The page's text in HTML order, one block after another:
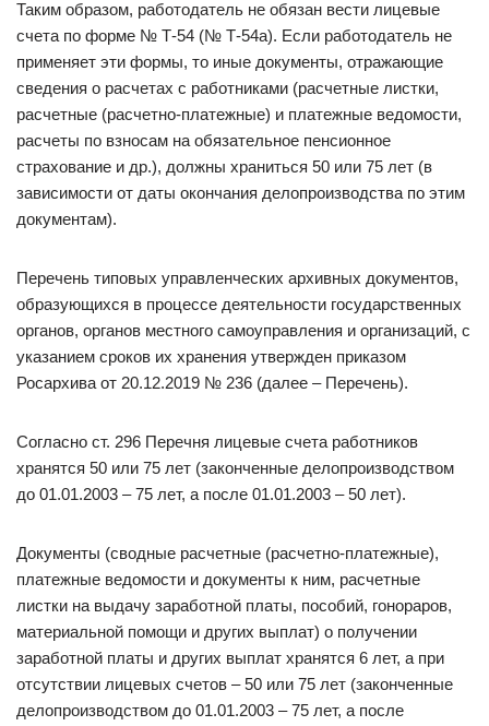
Таким образом, работодатель не обязан вести лицевые
счета по форме № Т-54 (№ Т-54а). Если работодатель не
применяет эти формы, то иные документы, отражающие
сведения о расчетах с работниками (расчетные листки,
расчетные (расчетно-платежные) и платежные ведомости,
расчеты по взносам на обязательное пенсионное
страхование и др.), должны храниться 50 или 75 лет (в
зависимости от даты окончания делопроизводства по этим
документам).
Перечень типовых управленческих архивных документов,
образующихся в процессе деятельности государственных
органов, органов местного самоуправления и организаций, с
указанием сроков их хранения утвержден приказом
Росархива от 20.12.2019 № 236 (далее – Перечень).
Согласно ст. 296 Перечня лицевые счета работников
хранятся 50 или 75 лет (законченные делопроизводством
до 01.01.2003 – 75 лет, а после 01.01.2003 – 50 лет).
Документы (сводные расчетные (расчетно-платежные),
платежные ведомости и документы к ним, расчетные
листки на выдачу заработной платы, пособий, гонораров,
материальной помощи и других выплат) о получении
заработной платы и других выплат хранятся 6 лет, а при
отсутствии лицевых счетов – 50 или 75 лет (законченные
делопроизводством до 01.01.2003 – 75 лет, а после